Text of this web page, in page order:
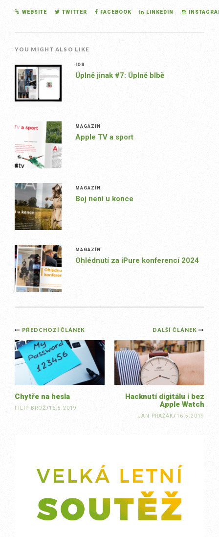
WEBSITE TWITTER FACEBOOK LINKEDIN
YOU MIGHT ALSO LIKE
IOS
Úplně jinak #7: Úplně blbě
MAGAZÍN
Apple TV a sport
MAGAZÍN
Boj není u konce
MAGAZÍN
Ohlédnutí za iPure konferencí 2024
Post
navigation
DALŠÍ ČLÁNEK
Hacknutí digitálu i bez
Apple Watch
JAN PRAŽÁK/ 16.5.2019
PŘEDCHOZÍ ČLÁNEK
Chytře na hesla
FILIP BROŽ/16.5.2019